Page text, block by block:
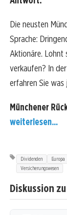
Die neusten
Sprache:
Aktionäre. Lohnt
verkaufen? In
erfahren Sie
Münchener
weiterlesen...
Dividenden Europa
Versicherungswesen
Diskussion